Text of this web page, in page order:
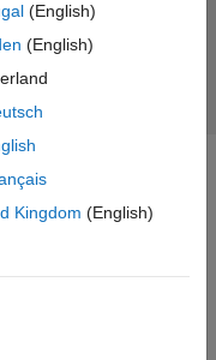
(English)
(English)
Kingdom (English)